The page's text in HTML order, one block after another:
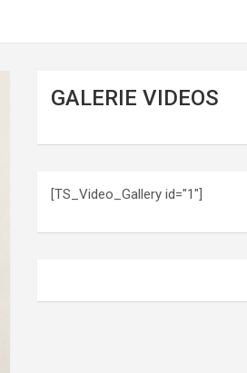
GALERIE VIDEOS
[TS_Video_Gallery id="1"]